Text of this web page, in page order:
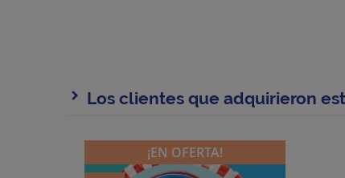
Los clientes que adquirieron
¡EN OFERTA!